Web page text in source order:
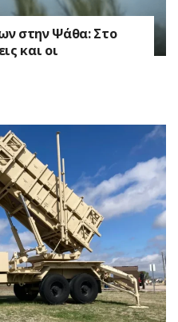
στην Ψάθα: Στο
και οι